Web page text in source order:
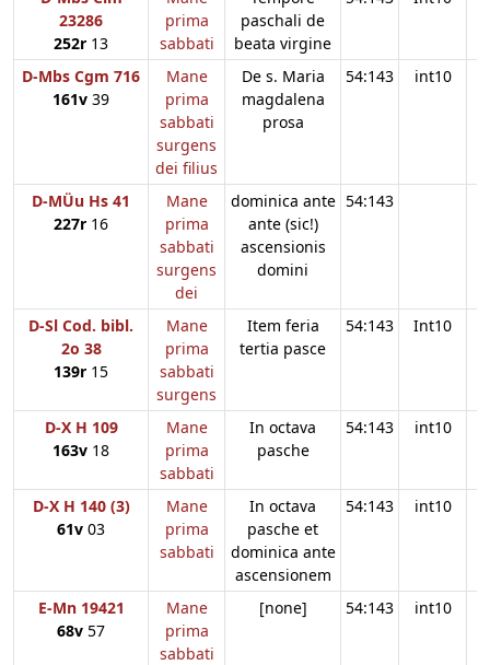
23286
252r 13
prima
sabbati
paschali de
beata virgine
D-Mbs Cgm 716
161v 39
Mane
prima
sabbati
surgens
dei filius
De s. Maria
magdalena
prosa
54:143 int10
D-MÜu Hs 41
227r 16
Mane
prima
sabbati
surgens
dei
dominica ante
ante (sic!)
ascensionis
domini
54:143
D-Sl Cod. bibl.
2o 38
139r 15
Mane
prima
sabbati
surgens
Item feria
tertia pasce
54:143 Int10
D-X H 109
163v 18
Mane
prima
sabbati
In octava
pasche
54:143 int10
D-X H 140 (3)
61v 03
Mane
prima
sabbati
In octava
pasche et
dominica ante
ascensionem
54:143 int10
E-Mn 19421
68v 57
Mane
prima
sabbati
[none] 54:143 int10